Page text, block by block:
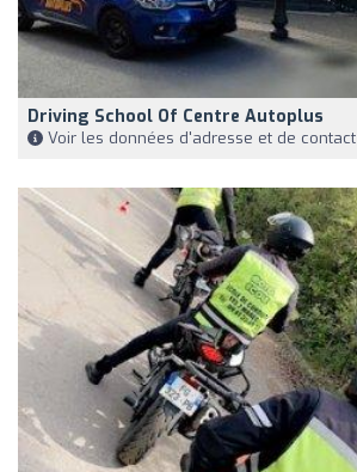
Driving School Of Centre Autoplus
Voir les données d'adresse et de contact